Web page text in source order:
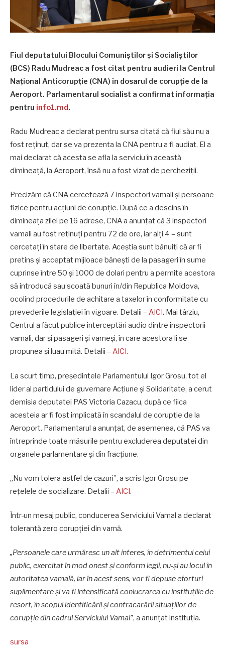
Fiul deputatului Blocului Comuniștilor și Socialiștilor
(BCS) Radu Mudreac a fost citat pentru audieri la Centrul
Național Anticorupție (CNA) în dosarul de corupție de la
Aeroport. Parlamentarul socialist a confirmat informația
pentru info1.md.
Radu Mudreac a declarat pentru sursa citată că fiul său nu a
fost reținut, dar se va prezenta la CNA pentru a fi audiat. El a
mai declarat că acesta se afla la serviciu în această
dimineață, la Aeroport, însă nu a fost vizat de percheziții.
Precizăm că CNA cercetează 7 inspectori vamali și persoane
fizice pentru acțiuni de corupție. După ce a descins în
dimineața zilei pe 16 adrese, CNA a anunțat că 3 inspectori
vamali au fost reținuți pentru 72 de ore, iar alți 4 – sunt
cercetați în stare de libertate. Aceștia sunt bănuiți că ar fi
pretins și acceptat mijloace bănești de la pasageri în sume
cuprinse între 50 și 1000 de dolari pentru a permite acestora
să introducă sau scoată bunuri în/din Republica Moldova,
ocolind procedurile de achitare a taxelor în conformitate cu
prevederile legislației în vigoare. Detalii – AICI . Mai târziu,
Centrul a făcut publice interceptări audio dintre inspectorii
vamali, dar și pasageri și vameși, în care acestora li se
propunea și luau mită. Detalii – AICI.
La scurt timp, președintele Parlamentului Igor Grosu, tot el
lider al partidului de guvernare Acțiune și Solidaritate, a cerut
demisia deputatei PAS Victoria Cazacu, după ce fiica
acesteia ar fi fost implicată în scandalul de corupție de la
Aeroport. Parlamentarul a anunțat, de asemenea, că PAS va
întreprinde toate măsurile pentru excluderea deputatei din
organele parlamentare și din fracțiune.
„Nu vom tolera astfel de cazuri”, a scris Igor Grosu pe
rețelele de socializare. Detalii – AICI.
Într-un mesaj public, conducerea Serviciului Vamal a declarat
toleranță zero corupției din vamă.
„Persoanele care urmăresc un alt interes, în detrimentul celui
public, exercitat în mod onest și conform legii, nu-și au locul în
autoritatea vamală, iar în acest sens, vor fi depuse eforturi
suplimentare și va fi intensificată conlucrarea cu instituțiile de
resort, în scopul identificării și contracarării situațiilor de
corupție din cadrul Serviciului Vamal”, a anunțat instituția.
sursa